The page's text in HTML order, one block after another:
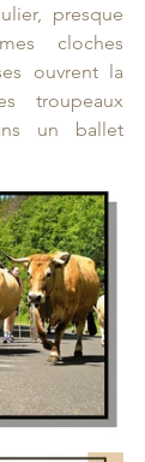
presque
cloches
ouvrent la
troupeaux
un ballet